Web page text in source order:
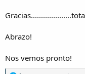
Abrazo!
Nos vemos pronto!